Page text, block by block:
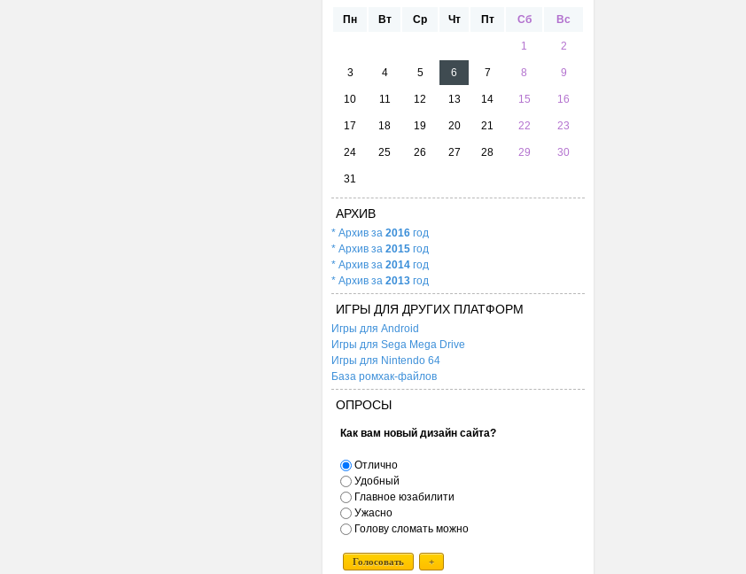
Пн Вт Ср Чт Пт Сб Вс
1 2
3 4 5 6 7 8 9
10 11 12 13 14 15 16
17 18 19 20 21 22 23
24 25 26 27 28 29 30
31
АРХИВ
* Архив за 2016 год
* Архив за 2015 год
* Архив за 2014 год
* Архив за 2013 год
ИГРЫ ДЛЯ ДРУГИХ ПЛАТФОРМ
Игры для Android
Игры для Sega Mega Drive
Игры для Nintendo 64
База ромхак-файлов
ОПРОСЫ
Как вам новый дизайн сайта?
Отлично
Удобный
Главное юзабилити
Ужасно
Голову сломать можно
Голосовать +